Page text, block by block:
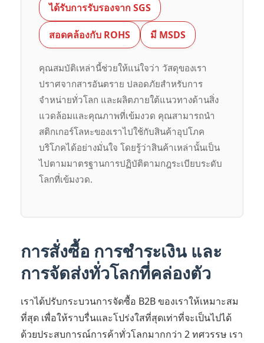
ได้รับการรับรองจาก SGS
สอดคล้องกับ ROHS มี MSDS
คุณสมบัติเหล่านี้ช่วยให้แน่ใจว่า วัสดุของเรา
ปราศจากสารอันตราย ปลอดภัยสำหรับการ
จำหน่ายทั่วโลก และผลิตภายใต้แนวทางด้านสิ่ง
แวดล้อมและคุณภาพที่เข้มงวด คุณสามารถนำ
สติกเกอร์โลหะของเราไปใช้กับสินค้าอุปโภค
บริโภคได้อย่างมั่นใจ โดยรู้ว่าสินค้าเหล่านั้นเป็น
ไปตามมาตรฐานการปฏิบัติตามกฎระเบียบระดับ
โลกที่เข้มงวด.
การสั่งซื้อ การชำระเงิน และ
การจัดส่งทั่วโลกที่คล่องตัว
เราได้ปรับกระบวนการจัดซื้อ B2B ของเราให้เหมาะสม
ที่สุด เพื่อให้ราบรื่นและโปร่งใสที่สุดเท่าที่จะเป็นไปได้
ด้วยประสบการณ์การค้าทั่วโลกมากกว่า 2 ทศวรรษ เรา